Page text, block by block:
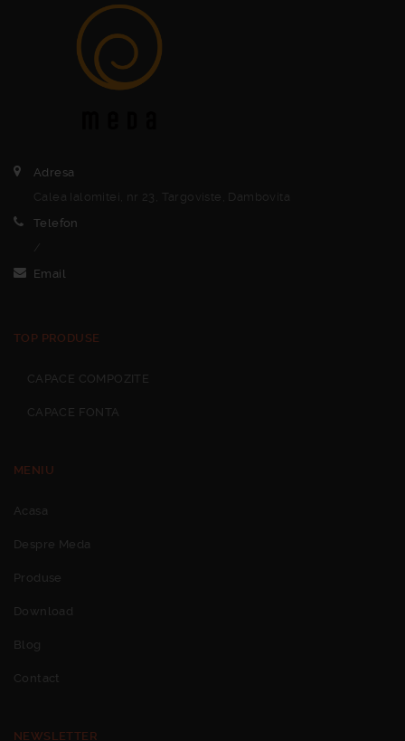
Adresa
Calea Ialomitei, nr 23, Targoviste, Dambovita
Telefon
Email
TOP PRODUSE
CAPACE COMPOZITE
CAPACE FONTA
MENIU
Acasa
Despre Meda
Produse
Download
Blog
Contact
NEWSLETTER